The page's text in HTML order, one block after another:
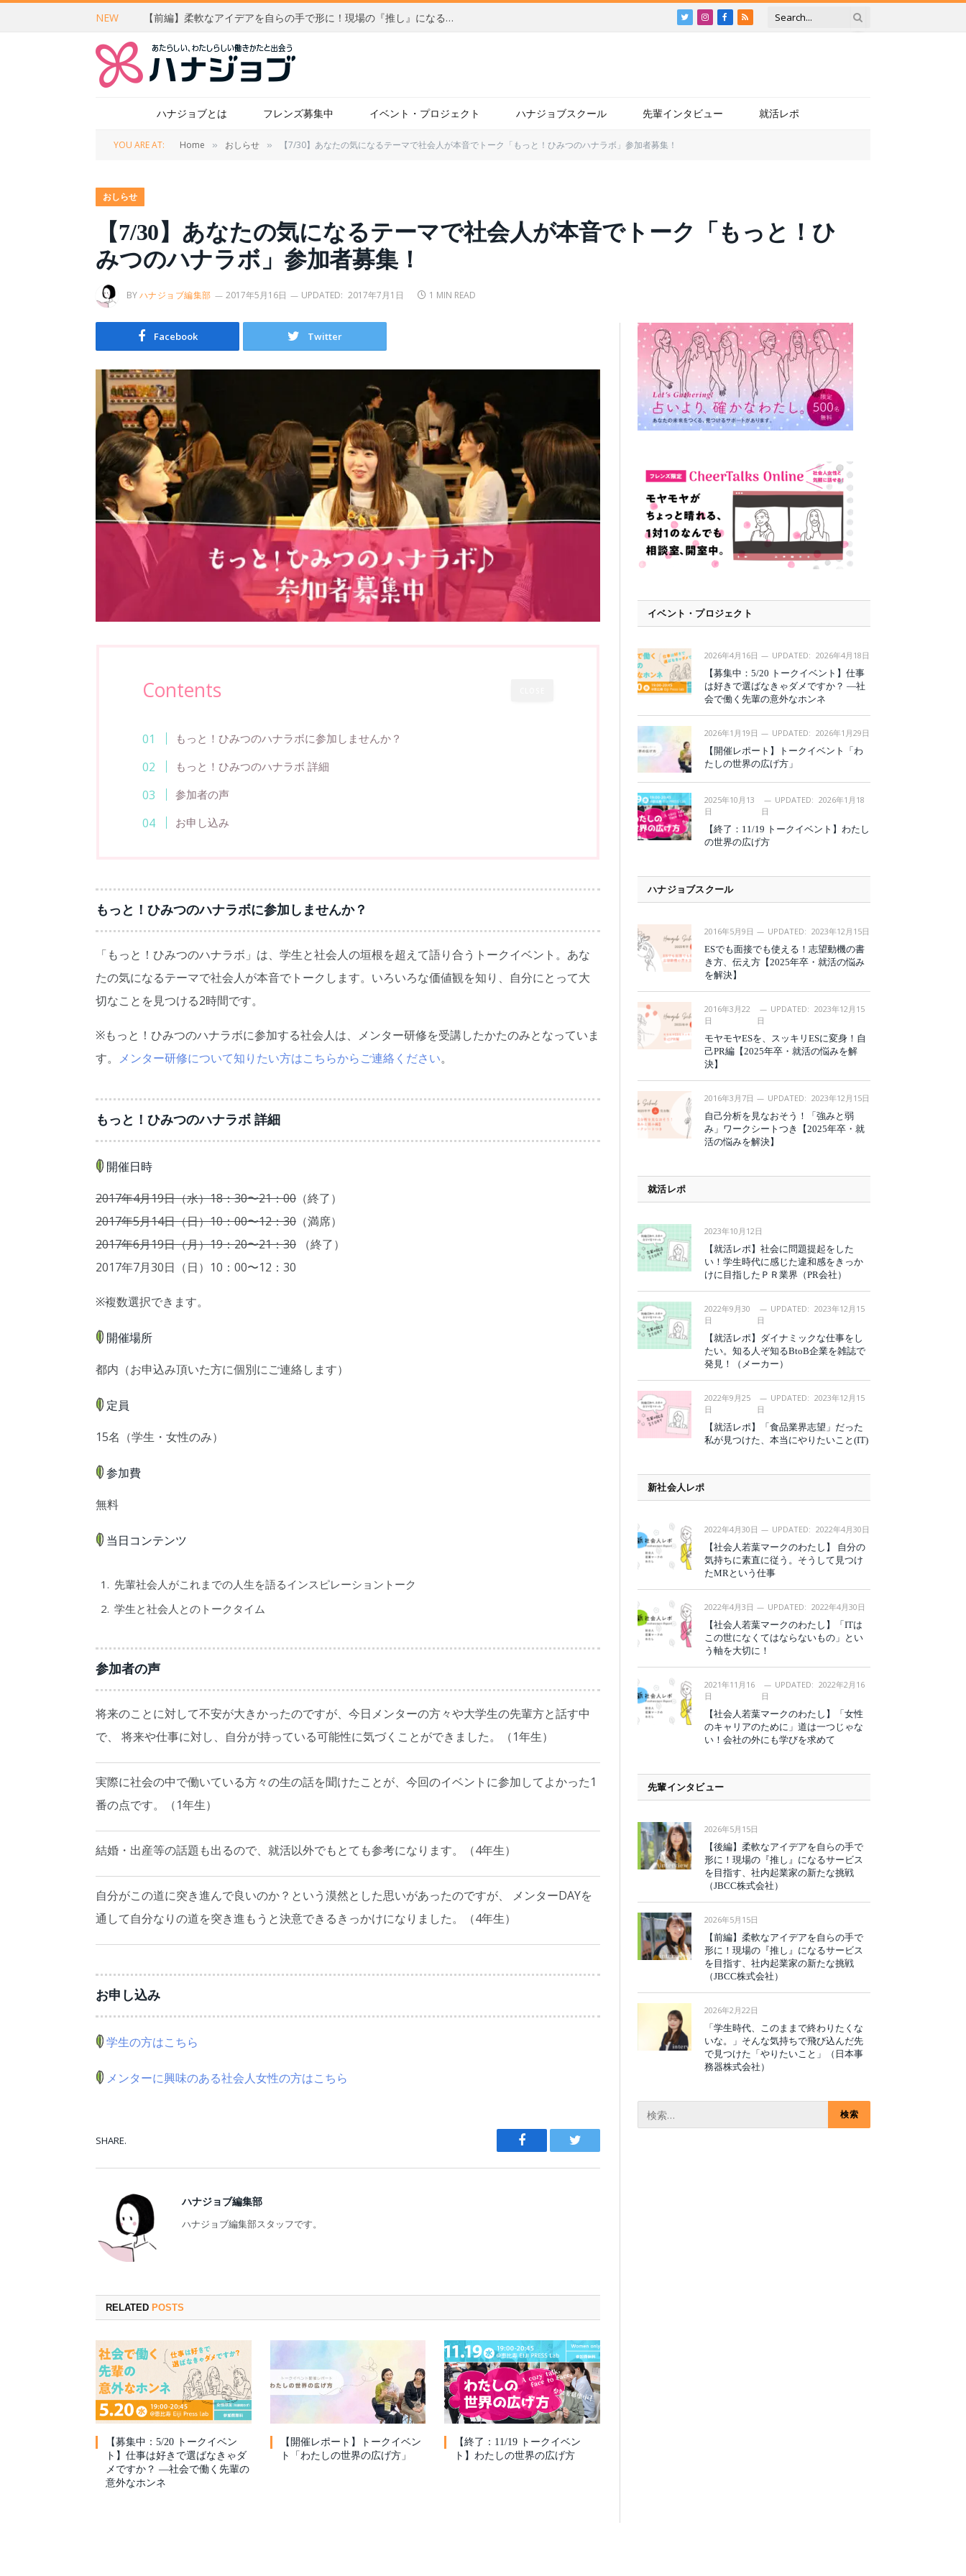
NEW 【前編】柔軟なアイデアを自らの手で形に！現場の『推し』になるサービスを目指す、社内起業家の新たな挑戦（JBCC株式会社） TwitterInstagram
Facebook
RSS
ハナジョブとは フレンズ募集中 イベント・プロジェクト ハナジョブスクール 先輩インタビュー 就活レポ
YOU ARE AT: Home » おしらせ » 【7/30】あなたの気になるテーマで社会人が本音でトーク「もっと！ひみつのハナラボ」参加者募集！
おしらせ
【7/30】あなたの気になるテーマで社会人が本音でトーク「もっと！ひ
みつのハナラボ」参加者募集！
BYハナジョブ編集部 2017年5月16日 UPDATED: 2017年7月1日 1 MIN READ
Facebook Twitter
Contents
もっと！ひみつのハナラボに参加しませんか？
もっと！ひみつのハナラボ 詳細
参加者の声
お申し込み
もっと！ひみつのハナラボに参加しませんか？
「もっと！ひみつのハナラボ」は、学生と社会人の垣根を超えて語り合うトークイベント。あな
たの気になるテーマで社会人が本音でトークします。いろいろな価値観を知り、自分にとって大
切なことを見つける2時間です。
※もっと！ひみつのハナラボに参加する社会人は、メンター研修を受講したかたのみとなっていま
す。 メンター研修について知りたい方はこちらからご連絡ください。
もっと！ひみつのハナラボ 詳細
開催日時
2017年4月19日（水）18：30〜21：00 （終了）
2017年5月14日（日）10：00〜12：30 （満席）
2017年6月19日（月）19：20〜21：30 （終了）
2017年7月30日（日）10：00〜12：30
※複数選択できます。
開催場所
都内（お申込み頂いた方に個別にご連絡します）
定員
15名（学生・女性のみ）
参加費
無料
当日コンテンツ
先輩社会人がこれまでの人生を語るインスピレーショントーク
学生と社会人とのトークタイム
参加者の声
将来のことに対して不安が大きかったのですが、今日メンターの方々や大学生の先輩方と話す中
で、 将来や仕事に対し、自分が持っている可能性に気づくことができました。（1年生）
実際に社会の中で働いている方々の生の話を聞けたことが、今回のイベントに参加してよかった1
番の点です。（1年生）
結婚・出産等の話題も出るので、就活以外でもとても参考になります。（4年生）
自分がこの道に突き進んで良いのか？という漠然とした思いがあったのですが、 メンターDAYを
通して自分なりの道を突き進もうと決意できるきっかけになりました。（4年生）
お申し込み
学生の方はこちら
メンターに興味のある社会人女性の方はこちら
SHARE. Facebook Twitter
ハナジョブ編集部
ハナジョブ編集部スタッフです。
RELATED POSTS
【募集中：5/20 トークイベン
ト】仕事は好きで選ばなきゃダ
メですか？ —社会で働く先輩の
意外なホンネ
【開催レポート】トークイベン
ト「わたしの世界の広げ方」
【終了：11/19 トークイベン
ト】わたしの世界の広げ方
イベント・プロジェクト
2026年4月16日 UPDATED: 2026年4月18日
【募集中：5/20 トークイベント】仕事
は好きで選ばなきゃダメですか？ —社
会で働く先輩の意外なホンネ
2026年1月19日 UPDATED: 2026年1月29日
【開催レポート】トークイベント「わ
たしの世界の広げ方」
2025年10月13
日
UPDATED: 2026年1月18
日
【終了：11/19 トークイベント】わたし
の世界の広げ方
ハナジョブスクール
2016年5月9日 UPDATED: 2023年12月15日
ESでも面接でも使える！志望動機の書
き方、伝え方【2025年卒・就活の悩み
を解決】
2016年3月22
日
UPDATED: 2023年12月15
日
モヤモヤESを、スッキリESに変身！自
己PR編【2025年卒・就活の悩みを解
決】
2016年3月7日 UPDATED: 2023年12月15日
自己分析を見なおそう！「強みと弱
み」ワークシートつき【2025年卒・就
活の悩みを解決】
就活レポ
2023年10月12日
【就活レポ】社会に問題提起をした
い！学生時代に感じた違和感をきっか
けに目指したＰＲ業界（PR会社）
2022年9月30
日
UPDATED: 2023年12月15
日
【就活レポ】ダイナミックな仕事をし
たい。知る人ぞ知るBtoB企業を雑誌で
発見！（メーカー）
2022年9月25
日
UPDATED: 2023年12月15
日
【就活レポ】「食品業界志望」だった
私が見つけた、本当にやりたいこと(IT)
新社会人レポ
2022年4月30日 UPDATED: 2022年4月30日
【社会人若葉マークのわたし】 自分の
気持ちに素直に従う。そうして見つけ
たMRという仕事
2022年4月3日 UPDATED: 2022年4月30日
【社会人若葉マークのわたし】「ITは
この世になくてはならないもの」とい
う軸を大切に！
2021年11月16
日
UPDATED: 2022年2月16
日
【社会人若葉マークのわたし】「女性
のキャリアのために」道は一つじゃな
い！会社の外にも学びを求めて
先輩インタビュー
2026年5月15日
【後編】柔軟なアイデアを自らの手で
形に！現場の『推し』になるサービス
を目指す、社内起業家の新たな挑戦
（JBCC株式会社）
2026年5月15日
【前編】柔軟なアイデアを自らの手で
形に！現場の『推し』になるサービス
を目指す、社内起業家の新たな挑戦
（JBCC株式会社）
2026年2月22日
「学生時代、このままで終わりたくな
いな。」そんな気持ちで飛び込んだ先
で見つけた「やりたいこと」（日本事
務器株式会社）